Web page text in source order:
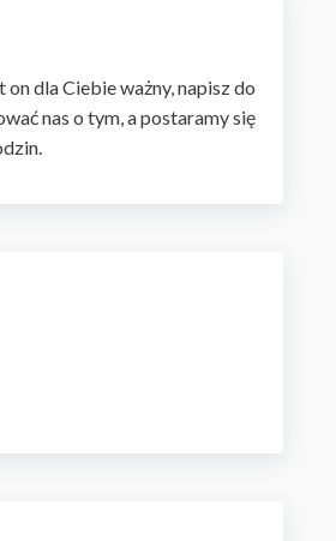
dla Ciebie ważny, napisz do
nas o tym, a postaramy się